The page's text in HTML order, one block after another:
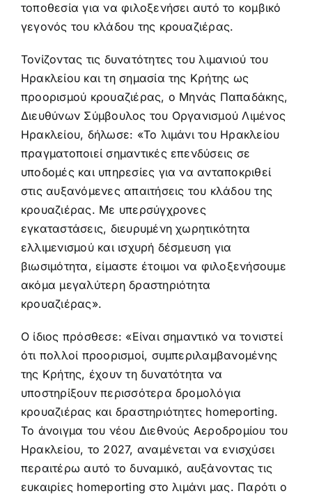
τοποθεσία για να φιλοξενήσει αυτό το κομβικό
γεγονός του κλάδου της κρουαζιέρας.
Τονίζοντας τις δυνατότητες του λιμανιού του
Ηρακλείου και τη σημασία της Κρήτης ως
προορισμού κρουαζιέρας, ο Μηνάς Παπαδάκης,
Διευθύνων Σύμβουλος του Οργανισμού Λιμένος
Ηρακλείου, δήλωσε: «Το λιμάνι του Ηρακλείου
πραγματοποιεί σημαντικές επενδύσεις σε
υποδομές και υπηρεσίες για να ανταποκριθεί
στις αυξανόμενες απαιτήσεις του κλάδου της
κρουαζιέρας. Με υπερσύγχρονες
εγκαταστάσεις, διευρυμένη χωρητικότητα
ελλιμενισμού και ισχυρή δέσμευση για
βιωσιμότητα, είμαστε έτοιμοι να φιλοξενήσουμε
ακόμα μεγαλύτερη δραστηριότητα
κρουαζιέρας».
Ο ίδιος πρόσθεσε: «Είναι σημαντικό να τονιστεί
ότι πολλοί προορισμοί, συμπεριλαμβανομένης
της Κρήτης, έχουν τη δυνατότητα να
υποστηρίξουν περισσότερα δρομολόγια
κρουαζιέρας και δραστηριότητες homeporting.
Το άνοιγμα του νέου Διεθνούς Αεροδρομίου του
Ηρακλείου, το 2027, αναμένεται να ενισχύσει
περαιτέρω αυτό το δυναμικό, αυξάνοντας τις
ευκαιρίες homeporting στο λιμάνι μας. Παρότι ο